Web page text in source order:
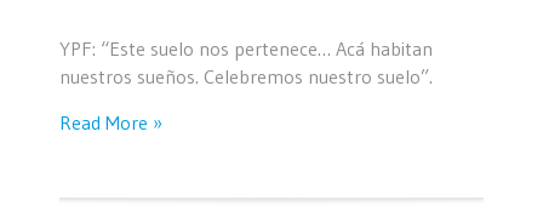
YPF: “Este suelo nos pertenece… Acá habitan
nuestros sueños. Celebremos nuestro suelo”.
Read More »